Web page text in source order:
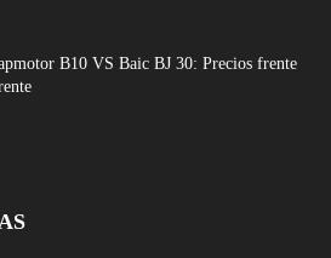
B10 VS Baic BJ 30: Precios frente